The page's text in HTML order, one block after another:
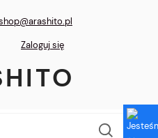
Zaloguj się